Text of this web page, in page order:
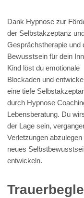
Dank Hypnose zur
der Selbstakzeptanz
Gesprächstherapie und
Bewusstsein für dein
Kind löst du emotionale
Blockaden und
eine tiefe
durch Hypnose
Lebensberatung. Du
der Lage sein,
Verletzungen abzulegen
neues
entwickeln.